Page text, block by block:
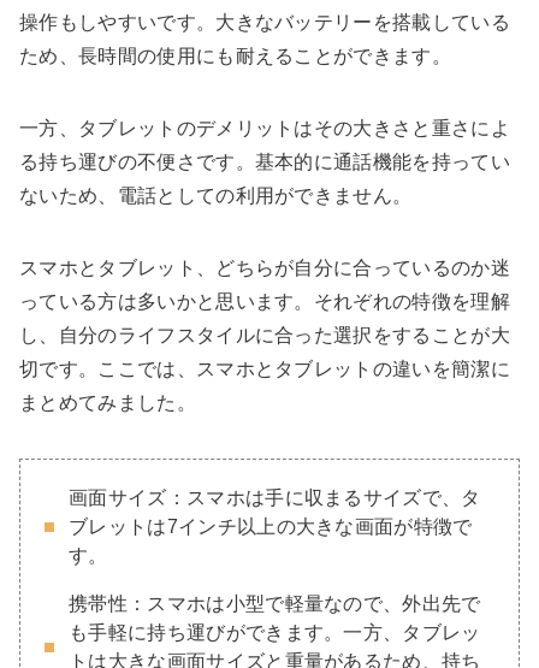
操作もしやすいです。大きなバッテリーを搭載している
ため、長時間の使用にも耐えることができます。
一方、タブレットのデメリットはその大きさと重さによ
る持ち運びの不便さです。基本的に通話機能を持ってい
ないため、電話としての利用ができません。
スマホとタブレット、どちらが自分に合っているのか迷
っている方は多いかと思います。それぞれの特徴を理解
し、自分のライフスタイルに合った選択をすることが大
切です。ここでは、スマホとタブレットの違いを簡潔に
まとめてみました。
画面サイズ：スマホは手に収まるサイズで、タ
ブレットは7インチ以上の大きな画面が特徴で
す。
携帯性：スマホは小型で軽量なので、外出先で
も手軽に持ち運びができます。一方、タブレッ
トは大きな画面サイズと重量があるため、持ち